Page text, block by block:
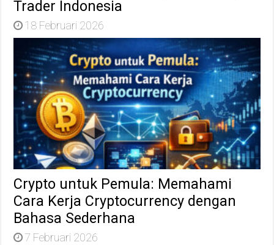
Trader Indonesia
18 Februari 2026
Crypto untuk Pemula: Memahami
Cara Kerja Cryptocurrency dengan
Bahasa Sederhana
7 Februari 2026